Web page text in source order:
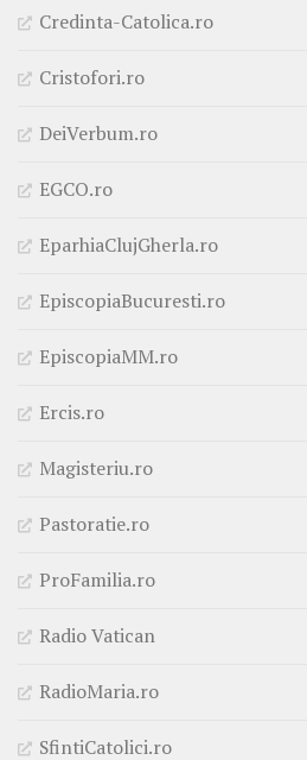
Credinta-Catolica.ro
Cristofori.ro
DeiVerbum.ro
EGCO.ro
EparhiaClujGherla.ro
EpiscopiaBucuresti.ro
EpiscopiaMM.ro
Ercis.ro
Magisteriu.ro
Pastoratie.ro
ProFamilia.ro
Radio Vatican
RadioMaria.ro
SfintiCatolici.ro